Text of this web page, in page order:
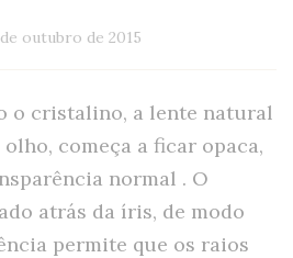
outubro de 2015
o cristalino, a lente natural
começa a ficar opaca,
normal . O
atrás da íris, de modo
permite que os raios